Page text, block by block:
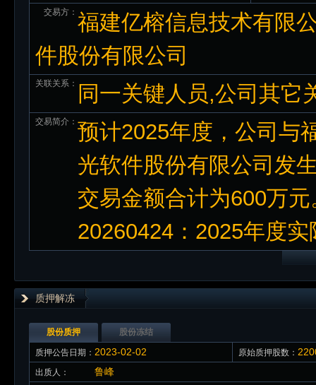
交易方： 福建亿榕信息技术有限
件股份有限公司
关联关系： 同一关键人员,公司其它
交易简介： 预计2025年度，公司与
光软件股份有限公司发
交易金额合计为600万
20260424：2025年度
质押解冻
股份质押 股份冻结
质押公告日期： 2023-02-02 原始质押股数：
出质人： 鲁峰